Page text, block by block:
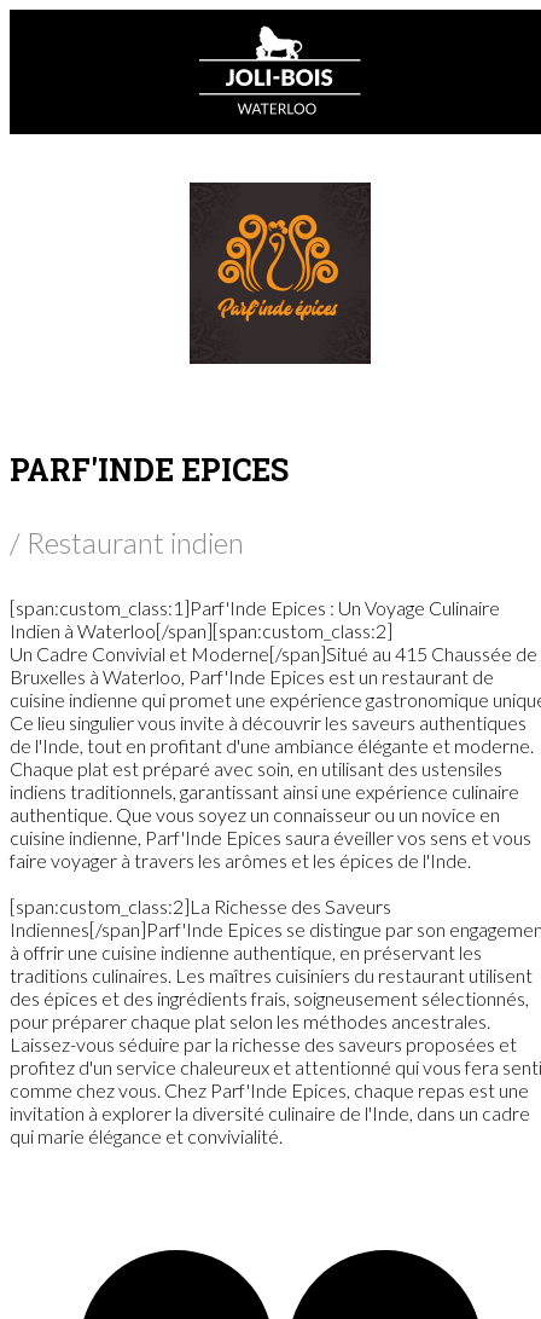
PARF'INDE EPICES
/ Restaurant indien
[span:custom_class:1]Parf'Inde Epices : Un Voyage Culinaire
Indien à Waterloo[/span][span:custom_class:2]
Un Cadre Convivial et Moderne[/span]Situé au 415 Chaussée de
Bruxelles à Waterloo, Parf'Inde Epices est un restaurant de
cuisine indienne qui promet une expérience gastronomique
Ce lieu singulier vous invite à découvrir les saveurs authentiques
de l'Inde, tout en profitant d'une ambiance élégante et moderne.
Chaque plat est préparé avec soin, en utilisant des ustensiles
indiens traditionnels, garantissant ainsi une expérience culinaire
authentique. Que vous soyez un connaisseur ou un novice en
cuisine indienne, Parf'Inde Epices saura éveiller vos sens et vous
faire voyager à travers les arômes et les épices de l'Inde.
[span:custom_class:2]La Richesse des Saveurs
Indiennes[/span]Parf'Inde Epices se distingue par son
à offrir une cuisine indienne authentique, en préservant les
traditions culinaires. Les maîtres cuisiniers du restaurant utilisent
des épices et des ingrédients frais, soigneusement sélectionnés,
pour préparer chaque plat selon les méthodes ancestrales.
Laissez-vous séduire par la richesse des saveurs proposées et
profitez d'un service chaleureux et attentionné qui vous fera
comme chez vous. Chez Parf'Inde Epices, chaque repas est une
invitation à explorer la diversité culinaire de l'Inde, dans un cadre
qui marie élégance et convivialité.